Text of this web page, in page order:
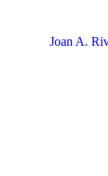
Joan A.